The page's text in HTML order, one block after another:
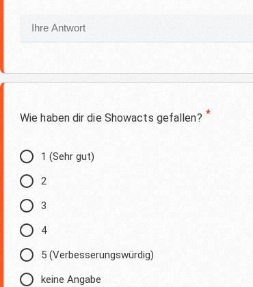
Wie haben dir die Showacts gefallen? *
1 (Sehr gut)
2
3
4
5 (Verbesserungswürdig)
keine Angabe